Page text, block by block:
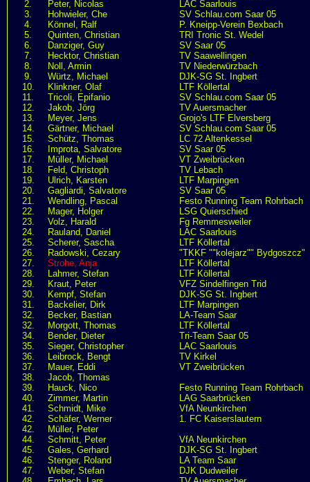
2.
Peter, Nicolas
LAC Saarlouis
3.
Hohwieler, Che
SV Schlau.com Saar 05
4.
Könnel, Ralf
P. Kneipp-Verein Bexbach
5.
Quinten, Christian
TRI Tronic St. Wedel
6.
Danziger, Guy
SV Saar 05
7.
Hecktor, Christian
TV Saawellingen
8.
Noll, Armin
TV Niederwürzbach
9.
Würtz, Michael
DJK-SG St. Ingbert
10.
Klinkner, Olaf
LTF Köllertal
11.
Tricoli, Epifanio
SV Schlau.com Saar 05
12.
Jakob, Jörg
TV Auersmacher
13.
Meyer, Jens
Grojo's LTF Elversberg
14.
Gärtner, Michael
SV Schlau.com Saar 05
15.
Schütz, Thomas
LC 72 Altenkessel
16.
Improta, Salvatore
SV Saar 05
17.
Müller, Michael
VT Zweibrücken
18.
Feld, Christoph
TV Lebach
19.
Ulrich, Karsten
LTF Marpingen
20.
Gagliardi, Salvatore
SV Saar 05
21.
Wendling, Pascal
Festo Running Team Rohrbach
22.
Mager, Holger
LSG Quierschied
23.
Volz, Harald
Fg Remmesweiler
24.
Rauland, Daniel
LAC Saarlouis
25.
Scherer, Sascha
LTF Köllertal
26.
Radowski, Cezary
"TKKF ""kolejarz"" Bydgoszcz"
27.
Strohe, Anja
LTF Köllertal
28.
Lahmer, Stefan
LTF Köllertal
29.
Kraut, Peter
VFZ Sindelfingen Trid
30.
Kempf, Stefan
DJK-SG St. Ingbert
31.
Backelier, Dirk
LTF Marpingen
32.
Becker, Bastian
LA-Team Saar
32.
Morgott, Thomas
LTF Köllertal
34.
Bender, Dieter
Tri-Team Saar 05
35.
Sieger, Christopher
LAC Saarlouis
36.
Leibrock, Bengt
TV Kirkel
37.
Mauer, Eddi
VT Zweibrücken
38.
Jacob, Thomas
39.
Hauck, Nico
Festo Running Team Rohrbach
40.
Zimmer, Martin
LAG Saarbrücken
41.
Schmidt, Mike
VfA Neunkirchen
42.
Schäfer, Werner
1. FC Kaiserslautern
42.
Müller, Peter
44.
Schmitt, Peter
VfA Neunkirchen
45.
Gales, Gerhard
DJK-SG St. Ingbert
46.
Stenger, Roland
LA Team Saar
47.
Weber, Stefan
DJK Dudweiler